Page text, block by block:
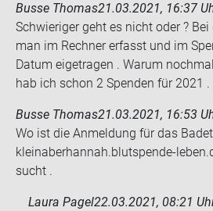
Busse Thomas21.03.2021, 16:37
Schwie­ri­ger geht es nicht oder ?
man im Rech­ner er­fasst und im
Datum ei­getra­gen . Warum
hab ich schon 2 Spen­den für 2021 .
Busse Thomas21.03.2021, 16:53
Wo ist die An­mel­dung für das
kleinaber­han­nah.blutspende-​
sucht .
Laura Pagel22.03.2021, 08:21